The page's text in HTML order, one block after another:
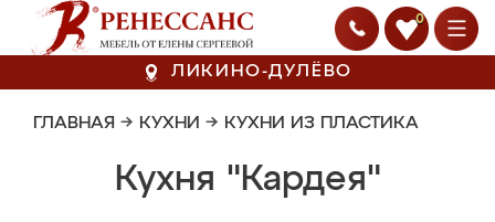
0
ЛИКИНО-ДУЛЁВО
ГЛАВНАЯ → КУХНИ → КУХНИ ИЗ ПЛАСТИКА
Кухня "Кардея"